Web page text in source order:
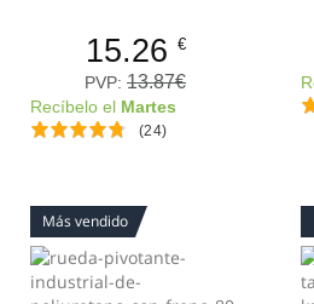
15.26 €
PVP: 13.87€
Recíbelo el Martes
(24)
Más vendido